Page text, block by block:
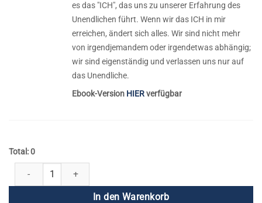
es das "ICH", das uns zu unserer Erfahrung des
Unendlichen führt. Wenn wir das ICH in mir
erreichen, ändert sich alles. Wir sind nicht mehr
von irgendjemandem oder irgendetwas abhängig;
wir sind eigenständig und verlassen uns nur auf
das Unendliche.
Ebook-Version HIERverfügbar
Total: 0
Kundalini Yoga Handbücher von Hari Jot Kaur - Vollständige
In den Warenkorb